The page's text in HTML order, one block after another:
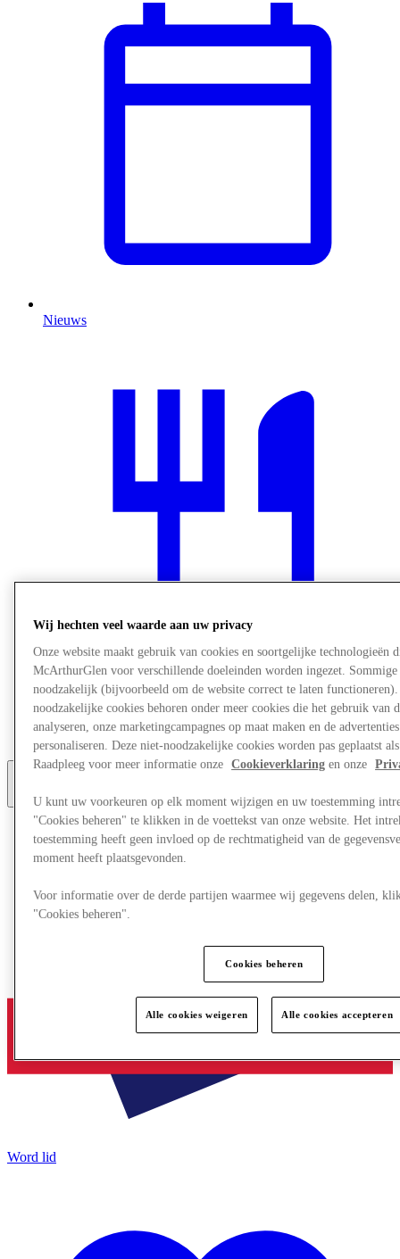
Nieuws
Restaurants
Services
Ontdek de regio
Gift Card
Meer
Word lid
Wij hechten veel waarde aan uw privacy
Onze website maakt gebruik van cookies en soortgelijke technologieën
McArthurGlen voor verschillende doeleinden worden ingezet.
noodzakelijk (bijvoorbeeld om de website correct te laten
noodzakelijke cookies behoren onder meer cookies die het gebruik van
analyseren, onze marketingcampagnes op maat maken en de
personaliseren. Deze niet-noodzakelijke cookies worden pas geplaatst
Raadpleeg voor meer informatie onze
Cookieverklaring en onze
U kunt uw voorkeuren op elk moment wijzigen en uw toestemming
"Cookies beheren" te klikken in de voettekst van onze website. Het
toestemming heeft geen invloed op de rechtmatigheid van de
moment heeft plaatsgevonden.
Voor informatie over de derde partijen waarmee wij gegevens delen,
"Cookies beheren".
Cookies beheren
Alle cookies weigeren Alle cookies accepteren